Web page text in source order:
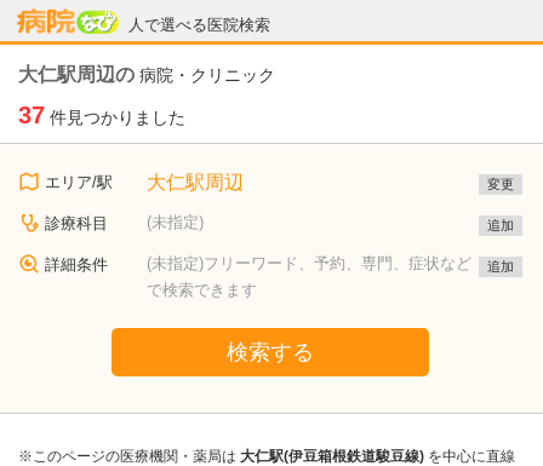
人で選べる医院検索
病院なび
大仁駅周辺の 病院・クリニック
37 件見つかりました
エリア/駅 大仁駅周辺 変更
診療科目 (未指定) 追加
詳細条件
(未指定)フリーワード、予約、専門、症状など
で検索できます
追加
検索する
※このページの医療機関・薬局は 大仁駅(伊豆箱根鉄道駿豆線) を中心に直線